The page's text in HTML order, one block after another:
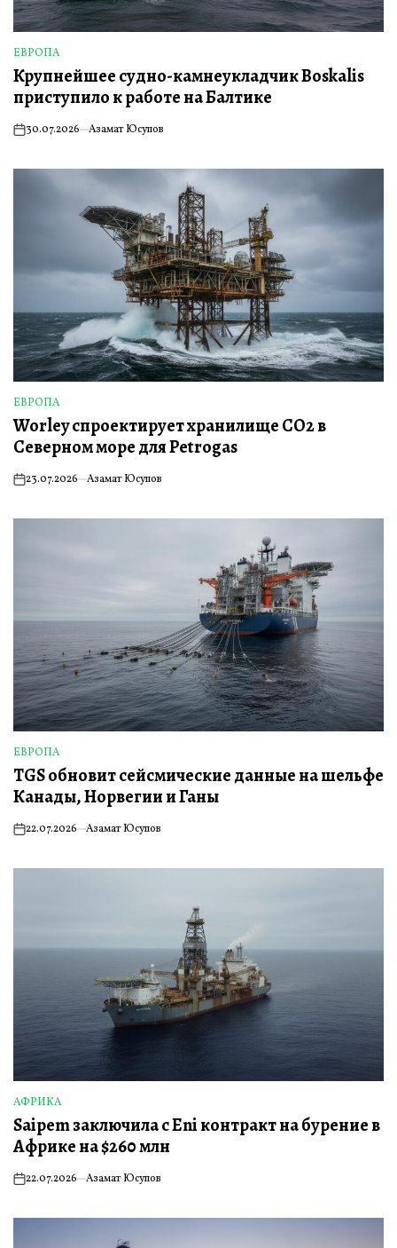
ОПУБЛИКОВАНО
В
ЕВРОПА
Крупнейшее судно-камнеукладчик Boskalis
приступило к работе на Балтике
on30.07.2026 Азамат Юсупов
ОПУБЛИКОВАНО
В
ЕВРОПА
Worley спроектирует хранилище CO2 в
Северном море для Petrogas
on23.07.2026 Азамат Юсупов
ОПУБЛИКОВАНО
В
ЕВРОПА
TGS обновит сейсмические данные на шельфе
Канады, Норвегии и Ганы
on22.07.2026 Азамат Юсупов
ОПУБЛИКОВАНО
В
АФРИКА
Saipem заключила с Eni контракт на бурение в
Африке на $260 млн
on22.07.2026 Азамат Юсупов